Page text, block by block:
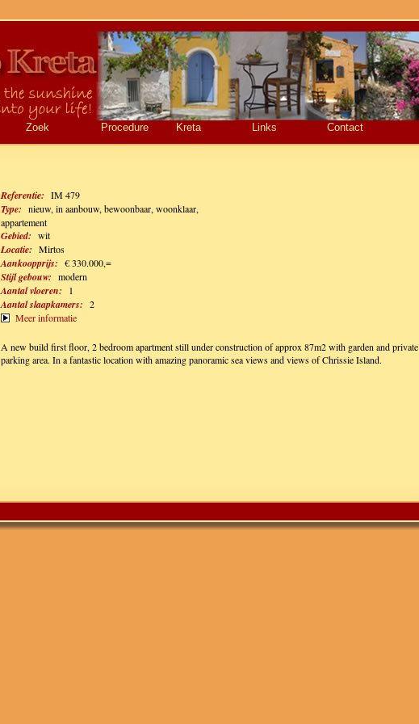
Zoek Procedure Kreta Links Contact
Referentie: IM 479
Type: nieuw, in aanbouw, bewoonbaar, woonklaar,
appartement
Gebied: wit
Locatie: Mirtos
Aankoopprijs: € 330.000,=
Stijl gebouw: modern
Aantal vloeren: 1
Aantal slaapkamers: 2
Meer informatie
A new build first floor, 2 bedroom apartment still under construction of approx 87m2 with garden and private
parking area. In a fantastic location with amazing panoramic sea views and views of Chrissie Island.